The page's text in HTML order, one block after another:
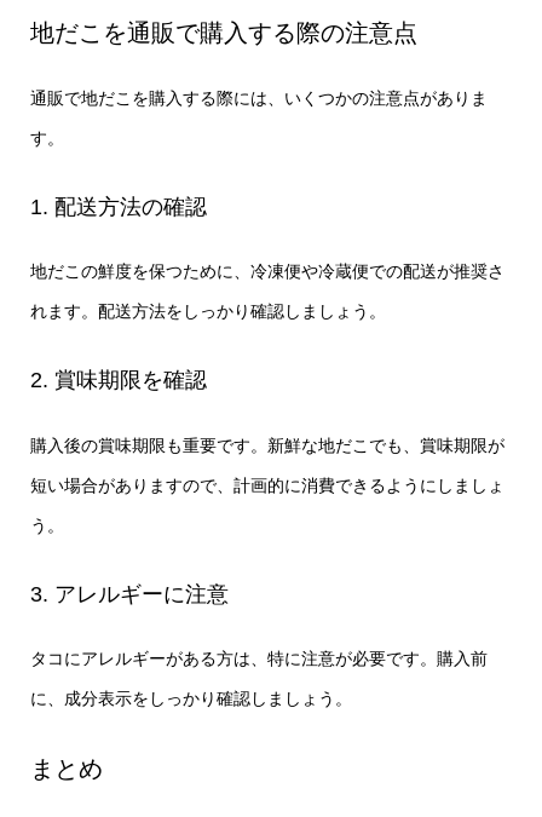
地だこを通販で購入する際の注意点
通販で地だこを購入する際には、いくつかの注意点がありま
す。
1. 配送方法の確認
地だこの鮮度を保つために、冷凍便や冷蔵便での配送が推奨さ
れます。配送方法をしっかり確認しましょう。
2. 賞味期限を確認
購入後の賞味期限も重要です。新鮮な地だこでも、賞味期限が
短い場合がありますので、計画的に消費できるようにしましょ
う。
3. アレルギーに注意
タコにアレルギーがある方は、特に注意が必要です。購入前
に、成分表示をしっかり確認しましょう。
まとめ